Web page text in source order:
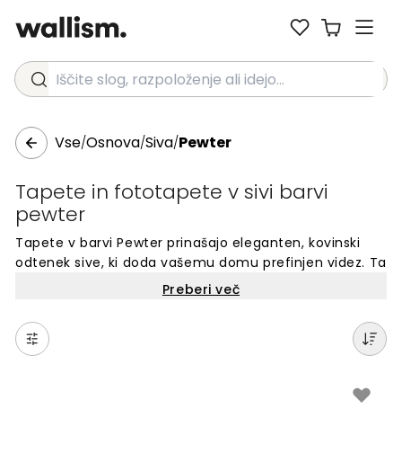
Iščite slog, razpoloženje ali idejo...
Vse/Osnova/Siva/Pewter
Tapete in fototapete v sivi barvi
pewter
Tapete v barvi Pewter prinašajo eleganten, kovinski
odtenek sive, ki doda vašemu domu prefinjen videz. Ta
sodobna barva se odlično ujema z različnimi slogi
za vaše prostore. Pewter siva barva prinaša subtilno
globino in pridih luksuza na stene, hkrati pa ostaja
dovolj nevtralna za dolgotrajno uporabo. Idealna izbira
Preberi več